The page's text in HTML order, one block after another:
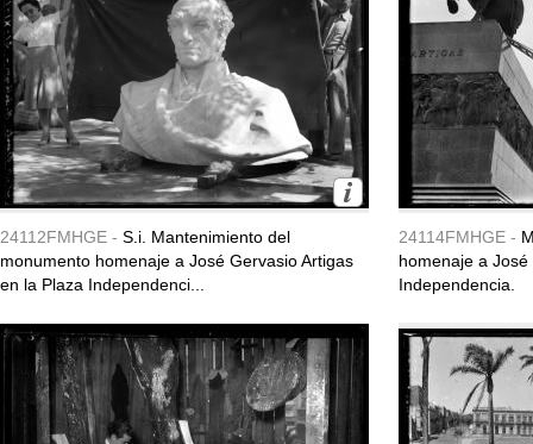
24112FMHGE - S.i. Mantenimiento del
monumento homenaje a José Gervasio Artigas
en la Plaza Independenci...
24114FMHGE -
homenaje a
Independencia.